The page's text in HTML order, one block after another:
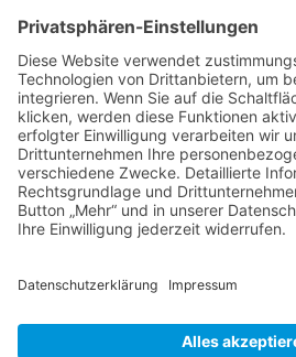
mich fragen: kann man es
überhaupt wagen dort
hatte einige wichtige
Liebe Leser! Ihr könnt euch
informieren lassen, wenn
Wurzerlsgarten erscheinen.
diesem Link und gebt dort